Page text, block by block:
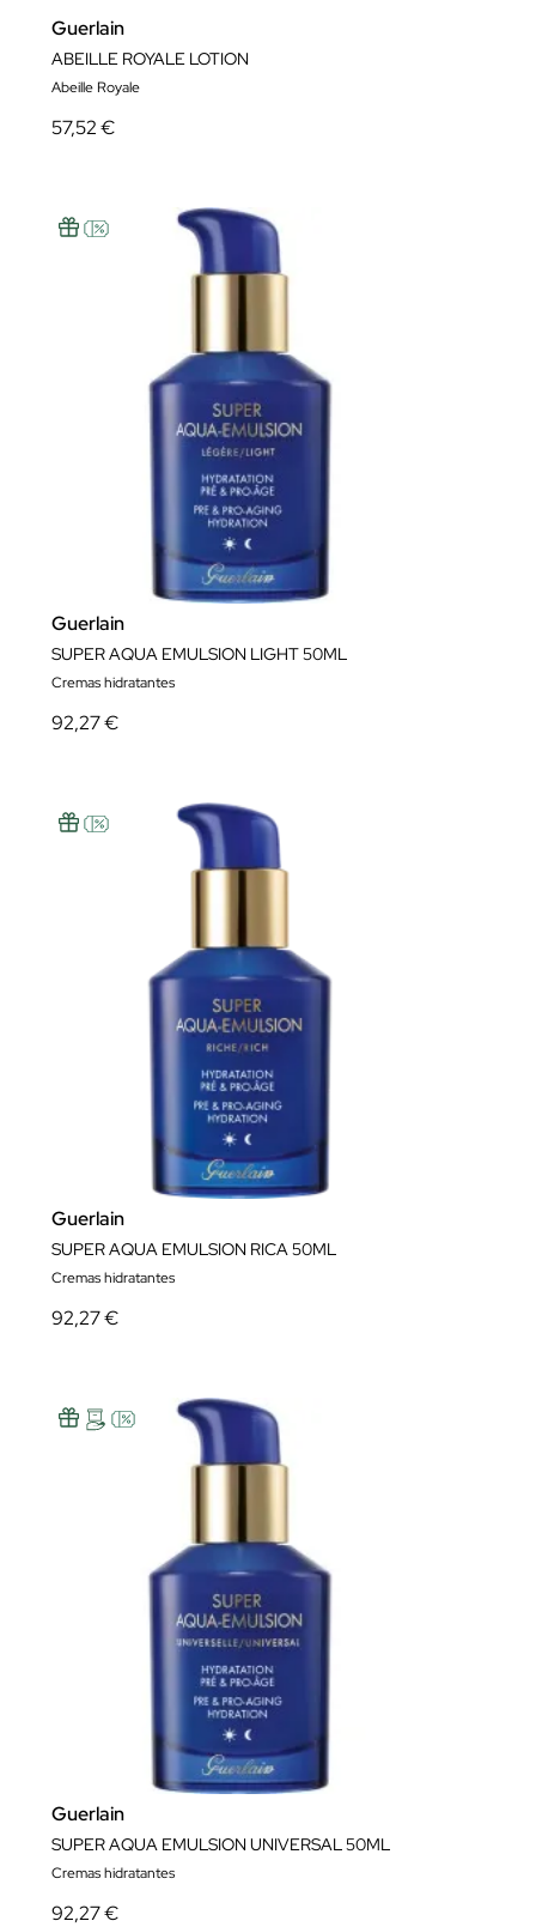
Guerlain
ABEILLE ROYALE LOTION
Abeille Royale
57,52 €
Guerlain
SUPER AQUA EMULSION LIGHT 50ML
Cremas hidratantes
92,27 €
Guerlain
SUPER AQUA EMULSION RICA 50ML
Cremas hidratantes
92,27 €
Guerlain
SUPER AQUA EMULSION UNIVERSAL 50ML
Cremas hidratantes
92,27 €